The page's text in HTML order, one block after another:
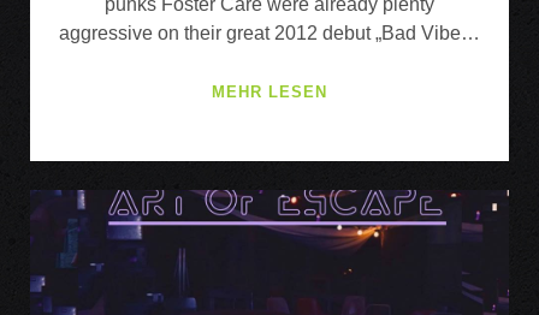
punks Foster Care were already plenty
aggressive on their great 2012 debut „Bad Vibe…
MEHR LESEN